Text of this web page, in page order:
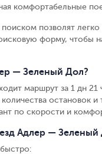
комфортабельные
позволят
форму, чтобы
— Зеленый Дол?
маршрут за 1 дн
остановок
по скорости и
Адлер — Зеленый
: